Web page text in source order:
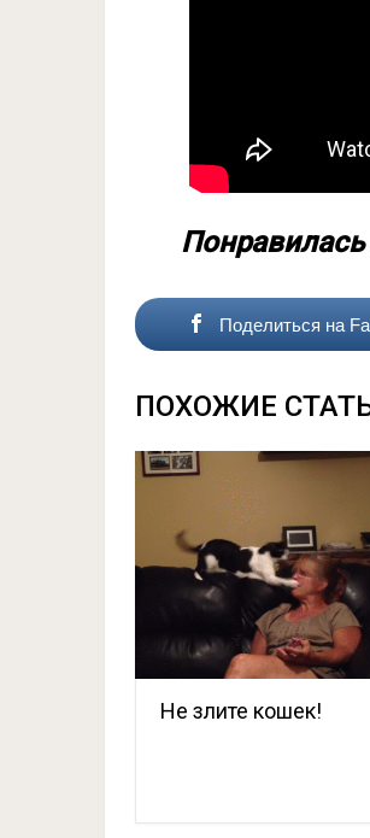
Понравилась
Поделиться на
ПОХОЖИЕ
Не злите кошек!